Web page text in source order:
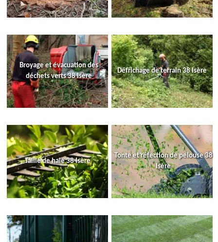
Broyage et évacuation des
déchets verts 38 Isère
Défrichage de terrain 38 Isère
Taille de haie 38 Isère
Tonte et réfection de pelouse 38
Isère